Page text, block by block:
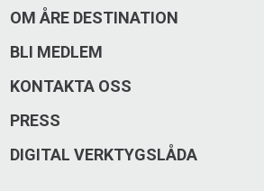
OM ÅRE DESTINATION
BLI MEDLEM
KONTAKTA OSS
PRESS
DIGITAL VERKTYGSLÅDA